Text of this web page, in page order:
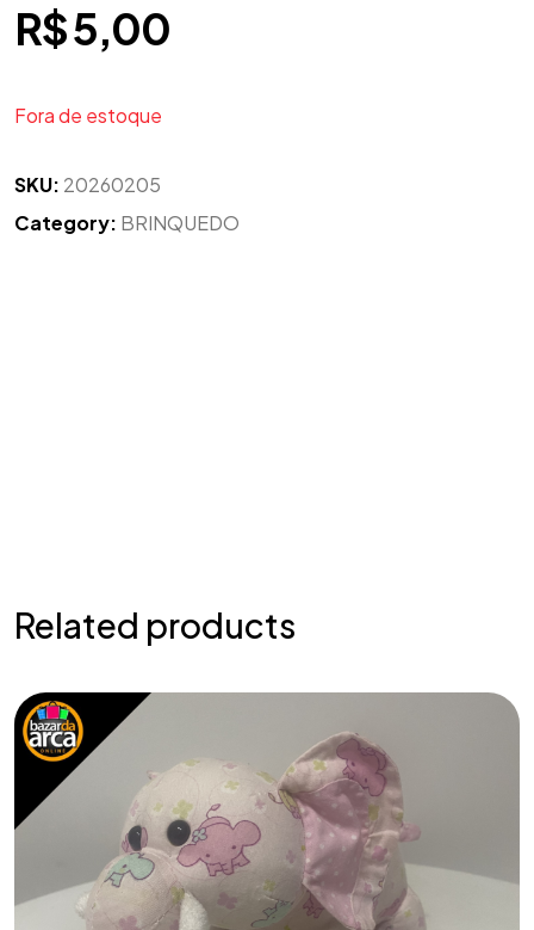
R$5,00
Fora de estoque
SKU: 20260205
Category: BRINQUEDO
Related products